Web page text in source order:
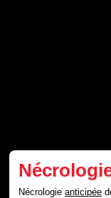
Nécrologieanticipée